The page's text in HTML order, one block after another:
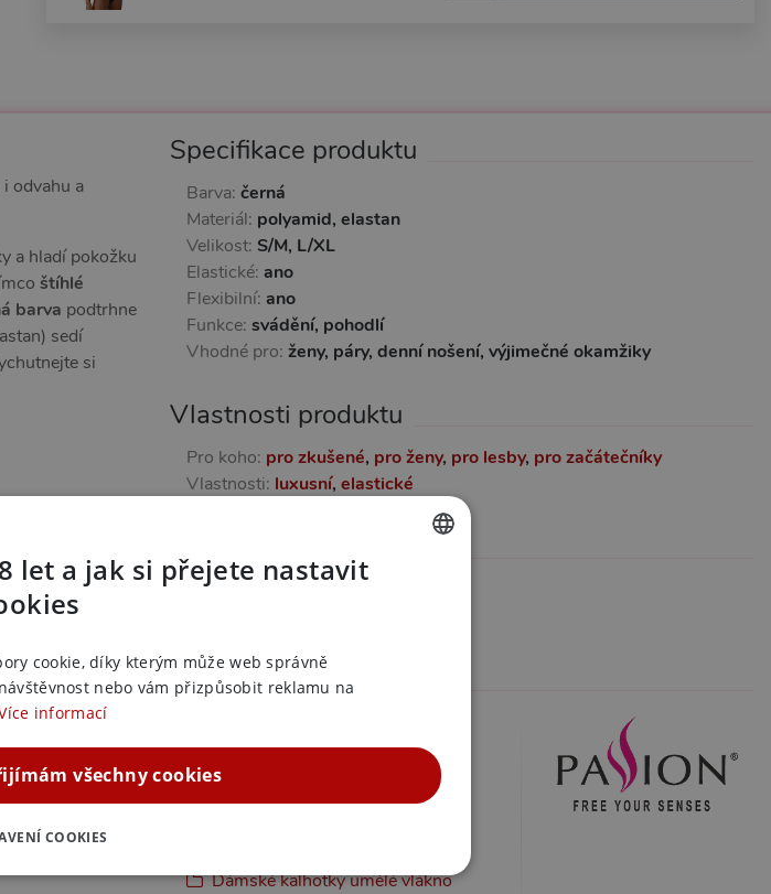
odvahu a
a hladí pokožku
štíhlé
barva podtrhne
sedí
si
kousek
Specifikace produktu
Barva: černá
Materiál: polyamid, elastan
Velikost: S/M, L/XL
Elastické: ano
Flexibilní: ano
Funkce: svádění, pohodlí
Vhodné pro: ženy, páry, denní nošení, výjimečné okamžiky
Vlastnosti produktu
Pro koho: pro zkušené, pro ženy, pro lesby, pro začátečníky
Vlastnosti: luxusní, elastické
Náš kód:
Zařazeno v kategoriích
Dámské kalhotky S
Dámské kalhotky M
Dámské kalhotky L
Dámské kalhotky umělé vlákno
let a jak si přejete nastavit
cookie, díky kterým může web správně
nebo vám přizpůsobit reklamu na
informací
všechny cookies
COOKIES
MARKETINGOVÉ FUNKČNÍ